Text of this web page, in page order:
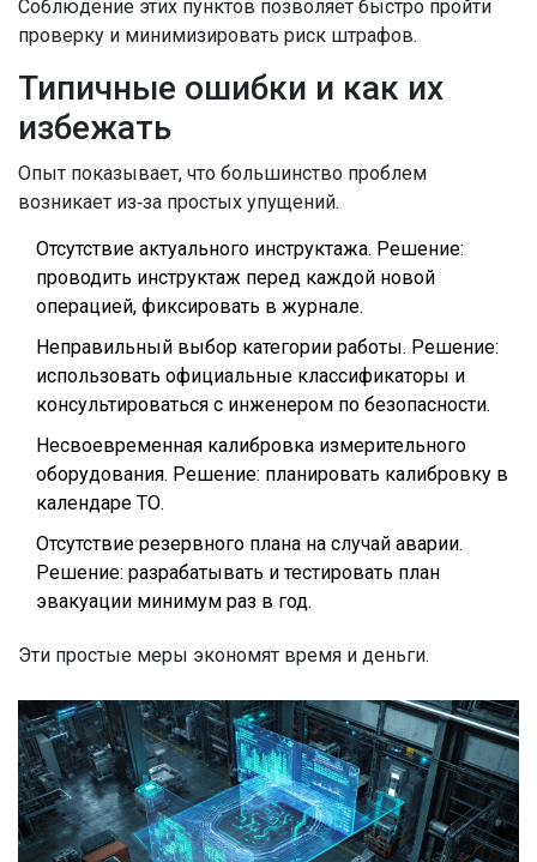
Соблюдение этих пунктов позволяет быстро пройти
проверку и минимизировать риск штрафов.
Типичные ошибки и как их
избежать
Опыт показывает, что большинство проблем
возникает из‑за простых упущений.
Отсутствие актуального инструктажа. Решение:
проводить инструктаж перед каждой новой
операцией, фиксировать в журнале.
Неправильный выбор категории работы. Решение:
использовать официальные классификаторы и
консультироваться с инженером по безопасности.
Несвоевременная калибровка измерительного
оборудования. Решение: планировать калибровку в
календаре ТО.
Отсутствие резервного плана на случай аварии.
Решение: разрабатывать и тестировать план
эвакуации минимум раз в год.
Эти простые меры экономят время и деньги.